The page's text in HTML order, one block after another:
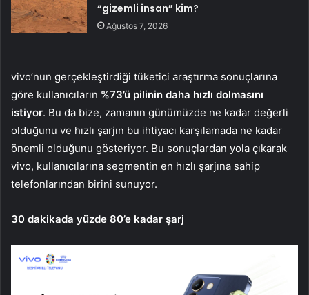
“gizemli insan” kim?
Ağustos 7, 2026
vivo’nun gerçekleştirdiği tüketici araştırma sonuçlarına
göre kullanıcıların %73’ü pilinin daha hızlı dolmasını
istiyor. Bu da bize, zamanın günümüzde ne kadar değerli
olduğunu ve hızlı şarjın bu ihtiyacı karşılamada ne kadar
önemli olduğunu gösteriyor. Bu sonuçlardan yola çıkarak
vivo, kullanıcılarına segmentin en hızlı şarjına sahip
telefonlarından birini sunuyor.
30 dakikada yüzde 80’e kadar şarj